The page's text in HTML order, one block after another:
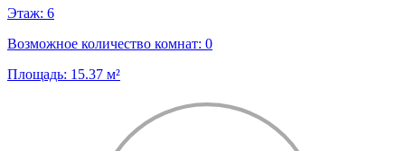
Этаж: 6
Возможное количество комнат: 0
Площадь: 15.37 м²